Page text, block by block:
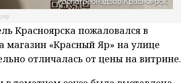
Красноярска пожаловался в
магазин «Красный Яр» на улице
отличалась от цены на витрине.